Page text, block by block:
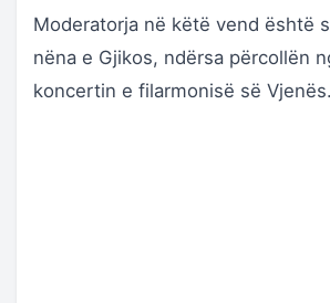
Moderatorja në këtë vend është
nëna e Gjikos, ndërsa përcollën
koncertin e filarmonisë së Vjenës.